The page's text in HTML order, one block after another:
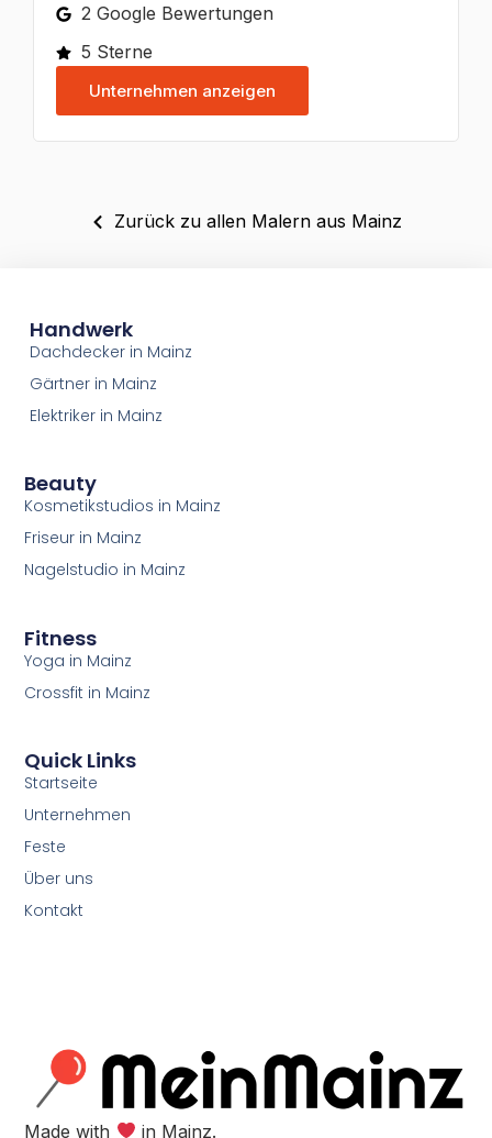
2 Google Bewertungen
5 Sterne
Unternehmen anzeigen
Zurück zu allen Malern aus Mainz
Made with in Mainz.​
Handwerk
Dachdecker in Mainz
Gärtner in Mainz
Elektriker in Mainz
Beauty
Kosmetikstudios in Mainz
Friseur in Mainz
Nagelstudio in Mainz
Fitness
Yoga in Mainz
Crossfit in Mainz
Quick Links
Startseite
Unternehmen
Feste
Über uns
Kontakt